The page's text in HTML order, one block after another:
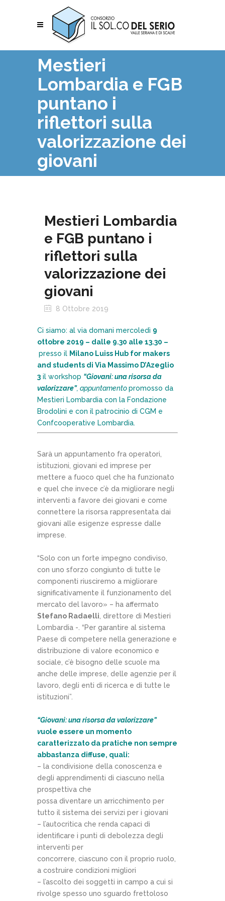
Mestieri
Lombardia e FGB
puntano i
riflettori sulla
valorizzazione dei
giovani
Mestieri Lombardia
e FGB puntano i
riflettori sulla
valorizzazione dei
giovani
8 Ottobre 2019
Ci siamo: al via domani mercoledì 9
ottobre 2019 – dalle 9.30 alle 13.30 –
presso il Milano Luiss Hub for makers
and students di Via Massimo D’Azeglio
3 il workshop “Giovani: una risorsa da
valorizzare”, appuntamentopromosso da
Mestieri Lombardia con la Fondazione
Brodolini e con il patrocinio di CGM e
Confcooperative Lombardia.
Sarà un appuntamento fra operatori,
istituzioni, giovani ed imprese per
mettere a fuoco quel che ha funzionato
e quel che invece c’è da migliorare negli
interventi a favore dei giovani e come
connettere la risorsa rappresentata dai
giovani alle esigenze espresse dalle
imprese.
“Solo con un forte impegno condiviso,
con uno sforzo congiunto di tutte le
componenti riusciremo a migliorare
significativamente il funzionamento del
mercato del lavoro» – ha affermato
Stefano Radaelli , direttore di Mestieri
Lombardia -. “Per garantire al sistema
Paese di competere nella generazione e
distribuzione di valore economico e
sociale, c’è bisogno delle scuole ma
anche delle imprese, delle agenzie per il
lavoro, degli enti di ricerca e di tutte le
istituzioni”.
“Giovani: una risorsa da valorizzare”
vuole essere un momento
caratterizzato da pratiche non sempre
abbastanza diffuse, quali:
– la ​condivisione della conoscenza e
degli apprendimenti di ciascuno nella
prospettiva che
possa diventare un arricchimento per
tutto il sistema dei servizi per i giovani
– l’​autocritica che renda capaci di
identificare i punti di debolezza degli
interventi per
concorrere, ciascuno con il proprio ruolo,
a costruire condizioni migliori
– l’​ascolto dei soggetti in campo a cui si
rivolge spesso uno sguardo frettoloso